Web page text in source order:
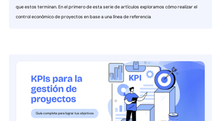
que estos terminan. En el primero de esta serie de artículos exploramos cómo realizar el
control económico de proyectos en base a una línea de referencia